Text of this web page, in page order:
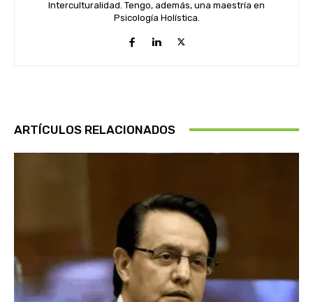
Interculturalidad. Tengo, además, una maestría en
Psicología Holística.
ARTÍCULOS RELACIONADOS